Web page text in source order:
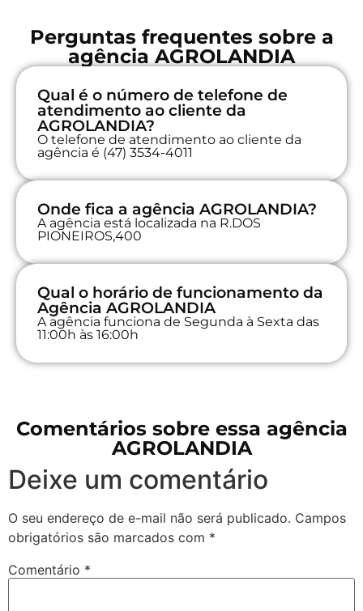
Perguntas frequentes sobre a
agência AGROLANDIA
Qual é o número de telefone de
atendimento ao cliente da
AGROLANDIA?
O telefone de atendimento ao cliente da
agência é (47) 3534-4011
Onde fica a agência AGROLANDIA?
A agência está localizada na R.DOS
PIONEIROS,400
Qual o horário de funcionamento da
Agência AGROLANDIA
A agência funciona de Segunda à Sexta das
11:00h às 16:00h
Comentários sobre essa agência
AGROLANDIA
Deixe um comentário
O seu endereço de e-mail não será publicado. Campos
obrigatórios são marcados com *
Comentário *